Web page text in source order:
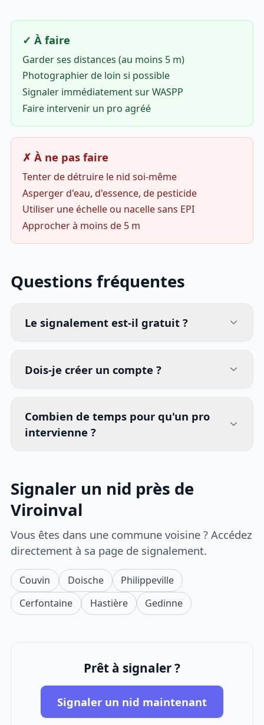
✓ À faire
Garder ses distances (au moins 5 m)
Photographier de loin si possible
Signaler immédiatement sur WASPP
Faire intervenir un pro agréé
✗ À ne pas faire
Tenter de détruire le nid soi-même
Asperger d'eau, d'essence, de pesticide
Utiliser une échelle ou nacelle sans EPI
Approcher à moins de 5 m
Questions fréquentes
Le signalement est-il gratuit ?
Dois-je créer un compte ?
Combien de temps pour qu'un pro
intervienne ?
Signaler un nid près de
Viroinval
Vous êtes dans une commune voisine ? Accédez
directement à sa page de signalement.
Couvin Doische
Philippeville
Cerfontaine
Hastière Gedinne
Prêt à signaler ?
Signaler un nid maintenant